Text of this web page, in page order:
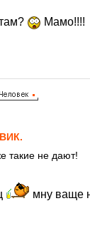
Мамо!!!!
такие не дают!
мну ваще